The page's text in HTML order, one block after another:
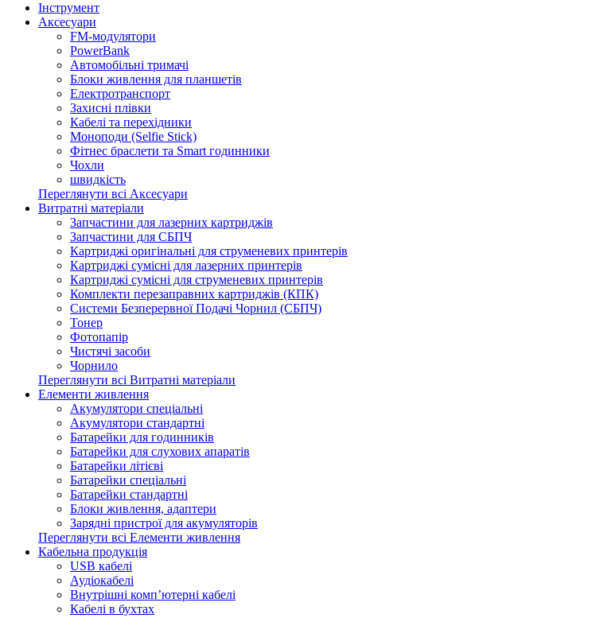
Інструмент
Аксесуари
FM-модулятори
PowerBank
Автомобільні тримачі
Блоки живлення для планшетів
Електротранспорт
Захисні плівки
Кабелі та перехідники
Моноподи (Selfie Stick)
Фітнес браслети та Smart годинники
Чохли
швидкість
Переглянути всі Аксесуари
Витратні матеріали
Запчастини для лазерних картриджів
Запчастини для СБПЧ
Картриджі оригінальні для струменевих принтерів
Картриджі сумісні для лазерних принтерів
Картриджі сумісні для струменевих принтерів
Комплекти перезаправних картриджів (КПК)
Системи Безперервної Подачі Чорнил (СБПЧ)
Тонер
Фотопапір
Чистячі засоби
Чорнило
Переглянути всі Витратні матеріали
Елементи живлення
Акумулятори спеціальні
Акумулятори стандартні
Батарейки для годинників
Батарейки для слухових апаратів
Батарейки літієві
Батарейки спеціальні
Батарейки стандартні
Блоки живлення, адаптери
Зарядні пристрої для акумуляторів
Переглянути всі Елементи живлення
Кабельна продукція
USB кабелі
Аудіокабелі
Внутрішні комп’ютерні кабелі
Кабелі в бухтах